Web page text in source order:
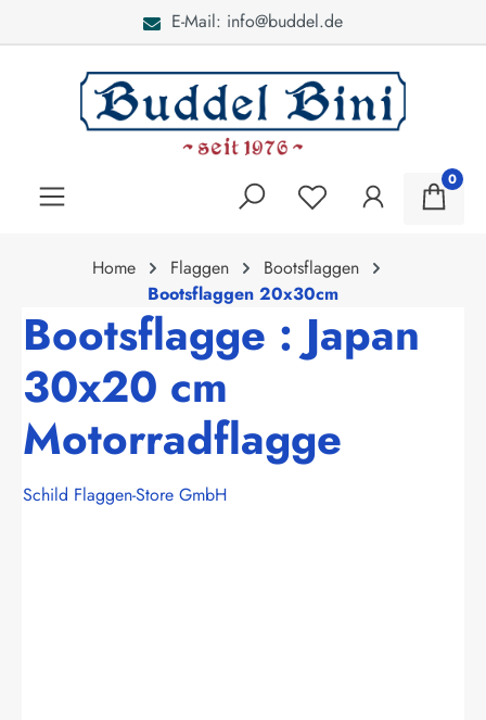
E-Mail: info@buddel.de
0
Home Flaggen
Bootsflaggen
Bootsflaggen 20x30cm
Bootsflagge : Japan
30x20 cm
Motorradflagge
Schild Flaggen-Store GmbH